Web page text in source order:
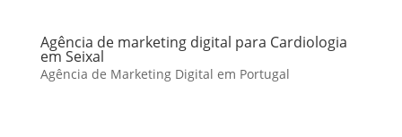
Agência de marketing digital para Cardiologia
em Seixal
Agência de Marketing Digital em Portugal